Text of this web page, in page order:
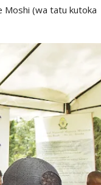
Moshi (wa tatu kutoka